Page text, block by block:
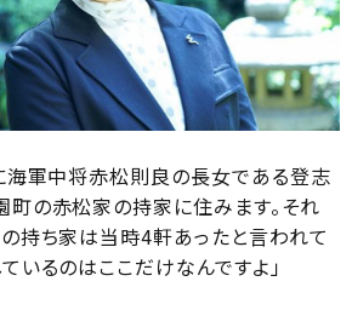
海軍中将赤松則良の長女である登志
町の赤松家の持家に住みます。それ
持ち家は当時4軒あったと言われて
いるのはここだけなんですよ」